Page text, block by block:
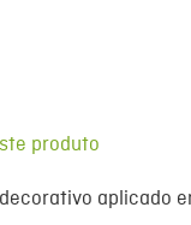
produto
aplicado